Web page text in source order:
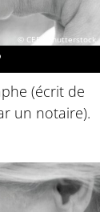
© CEF / Shutterstock
(écrit de
un notaire).